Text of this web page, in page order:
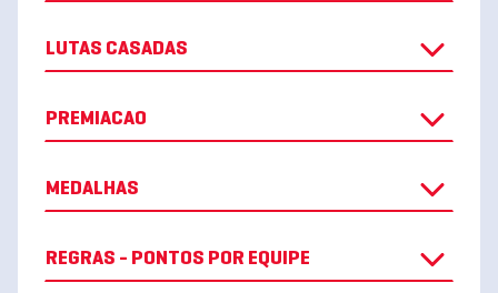
LUTAS CASADAS
PREMIACAO
MEDALHAS
REGRAS - PONTOS POR EQUIPE